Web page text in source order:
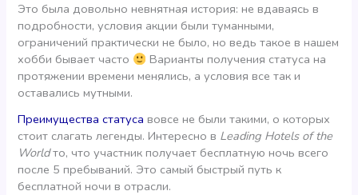
Это была довольно невнятная история: не вдаваясь в
подробности, условия акции были туманными,
ограничений практически не было, но ведь такое в нашем
хобби бывает часто
Варианты получения статуса на
протяжении времени менялись, а условия все так и
оставались мутными.
Преимущества статуса вовсе не были такими, о которых
стоит слагать легенды. Интересно в Leading Hotels of the
Worldто, что участник получает бесплатную ночь всего
после 5 пребываний. Это самый быстрый путь к
бесплатной ночи в отрасли.